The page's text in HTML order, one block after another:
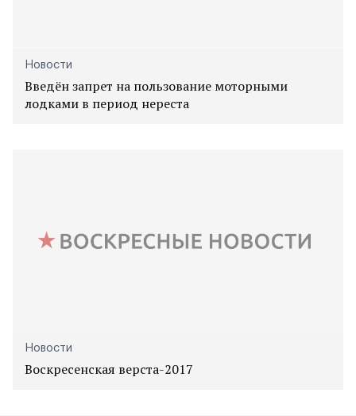
Новости
Введён запрет на пользование моторными
лодками в период нереста
Новости
Воскресенская верста-2017